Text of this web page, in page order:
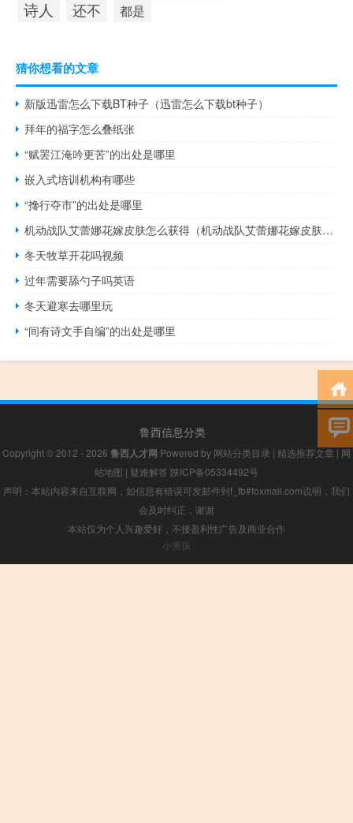
诗人 还不 都是
猜你想看的文章
新版迅雷怎么下载BT种子（迅雷怎么下载bt种子）
拜年的福字怎么叠纸张
“赋罢江淹吟更苦”的出处是哪里
嵌入式培训机构有哪些
“搀行夺市”的出处是哪里
机动战队艾蕾娜花嫁皮肤怎么获得（机动战队艾蕾娜花嫁皮肤获得方法 快吧手游）
冬天牧草开花吗视频
过年需要舔勺子吗英语
冬天避寒去哪里玩
“间有诗文手自编”的出处是哪里
鲁西信息分类
Copyright © 2012 - 2026 鲁西人才网 Powered by 网站分类目录 | 精选推荐文章 | 网
站地图 | 疑难解答 陕ICP备05334492号
声明：本站内容来自互联网，如信息有错误可发邮件到f_fb#foxmail.com说明，我们
会及时纠正，谢谢
本站仅为个人兴趣爱好，不接盈利性广告及商业合作
小男孩